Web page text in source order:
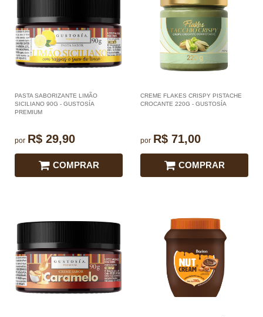
PASTA SABORIZANTE LIMÃO
SICILIANO 90G - GUSTOSÍA
PREMIUM
por R$ 29,90
COMPRAR
CREME FLAKES CRISPY PISTACHE
CROCANTE 220G - GUSTOSÍA
por R$ 71,00
COMPRAR